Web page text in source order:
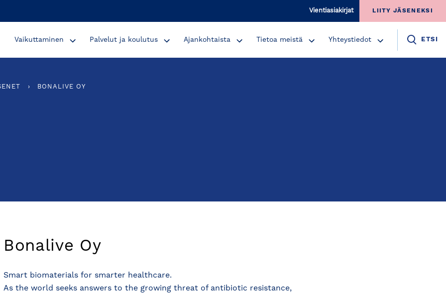
Vientiasiakirjat LIITY JÄSENEKSI
Vaikuttaminen Palvelut ja koulutus Ajankohtaista Tietoa meistä Yhteystiedot ETSI
› BONALIVE OY
Bonalive Oy
Smart biomaterials for smarter healthcare.
As the world seeks answers to the growing threat of antibiotic resistance,